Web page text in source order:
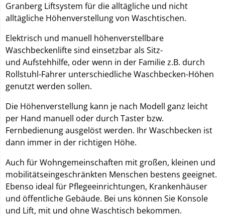
Granberg Liftsystem für die alltägliche und nicht
alltägliche Höhenverstellung von Waschtischen.
Elektrisch und manuell höhenverstellbare
Waschbeckenlifte sind einsetzbar als Sitz-
und Aufstehhilfe, oder wenn in der Familie z.B. durch
Rollstuhl-Fahrer unterschiedliche Waschbecken-Höhen
genutzt werden sollen.
Die Höhenverstellung kann je nach Modell ganz leicht
per Hand manuell oder durch Taster bzw.
Fernbedienung ausgelöst werden. Ihr Waschbecken ist
dann immer in der richtigen Höhe.
Auch für Wohngemeinschaften mit großen, kleinen und
mobilitätseingeschränkten Menschen bestens geeignet.
Ebenso ideal für Pflegeeinrichtungen, Krankenhäuser
und öffentliche Gebäude. Bei uns können Sie Konsole
und Lift, mit und ohne Waschtisch bekommen.